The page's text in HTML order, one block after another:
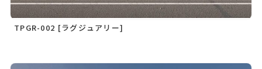
TPGR-002 [ラグジュアリー]